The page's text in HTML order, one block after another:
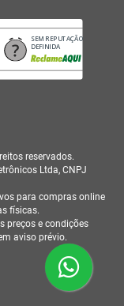
SEM REPUTAÇÃO
DEFINIDA
reservados.
Ltda, CNPJ
para compras online
físicas.
preços e condições
aviso prévio.